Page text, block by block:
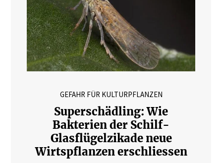
GEFAHR FÜR KULTURPFLANZEN
Superschädling: Wie
Bakterien der Schilf-
Glasflügelzikade neue
Wirtspflanzen erschliessen